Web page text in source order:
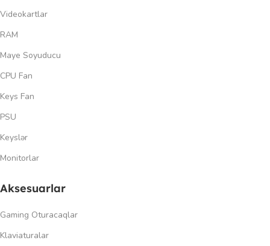
Videokartlar
RAM
Maye Soyuducu
CPU Fan
Keys Fan
PSU
Keyslər
Monitorlar
Aksesuarlar
Gaming Oturacaqlar
Klaviaturalar